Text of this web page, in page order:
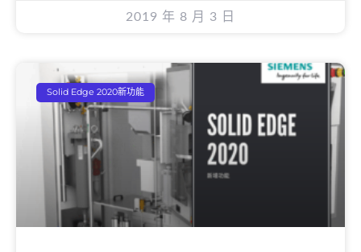
2019 年 8 月 3 日
Solid Edge 2020新功能